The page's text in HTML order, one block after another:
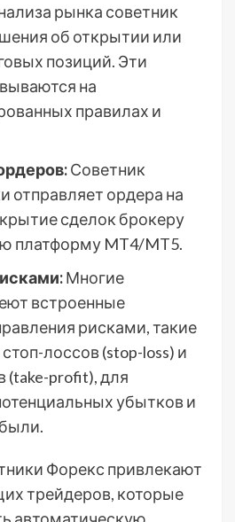
рынка советник
об открытии или
позиций. Эти
на
правилах и
Советник
отправляет ордера на
сделок брокеру
платформу MT4/MT5.
Многие
встроенные
рисками, такие
лоссов (stop-loss) и
(take-profit), для
убытков и
Форекс привлекают
трейдеров, которые
автоматическую